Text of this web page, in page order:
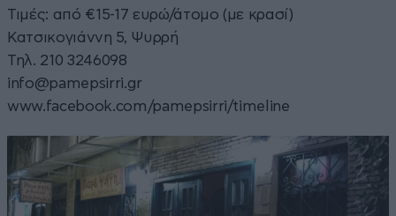
Τιμές: από €15-17 ευρώ/άτομο (με κρασί)
Κατσικογιάννη 5, Ψυρρή
Τηλ. 210 3246098
info@pamepsirri.gr
www.facebook.com/pamepsirri/timeline